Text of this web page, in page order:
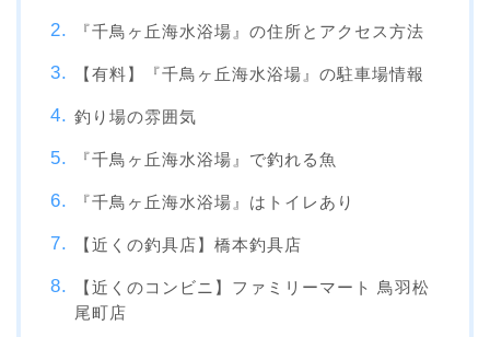
『千鳥ヶ丘海水浴場』の住所とアクセス方法
【有料】『千鳥ヶ丘海水浴場』の駐車場情報
釣り場の雰囲気
『千鳥ヶ丘海水浴場』で釣れる魚
『千鳥ヶ丘海水浴場』はトイレあり
【近くの釣具店】橋本釣具店
【近くのコンビニ】ファミリーマート 鳥羽松
尾町店